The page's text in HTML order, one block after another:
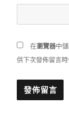
在瀏覽器中
供下次發佈留言時